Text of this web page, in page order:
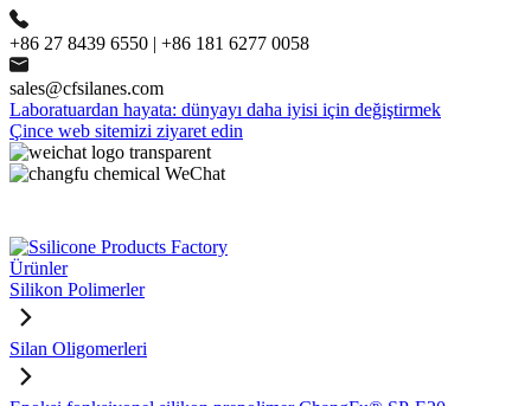
+86 27 8439 6550 | +86 181 6277 0058
sales@cfsilanes.com
Laboratuardan hayata: dünyayı daha iyisi için değiştirmek
Çince web sitemizi ziyaret edin
Ürünler
Silikon Polimerler
Silan Oligomerleri